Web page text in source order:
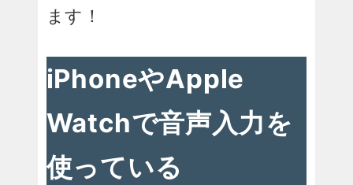
ます！
iPhoneやApple
Watchで音声入力を
使っている